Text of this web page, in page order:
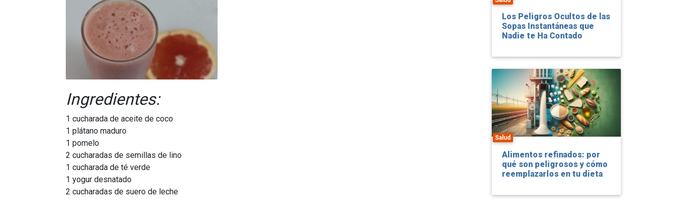
Ingredientes:
1 cucharada de aceite de coco
1 plátano maduro
1 pomelo
2 cucharadas de semillas de lino
1 cucharada de té verde
1 yogur desnatado
2 cucharadas de suero de leche
Los Peligros Ocultos de las
Sopas Instantáneas que
Nadie te Ha Contado
Salud
Alimentos refinados: por
qué son peligrosos y cómo
reemplazarlos en tu dieta